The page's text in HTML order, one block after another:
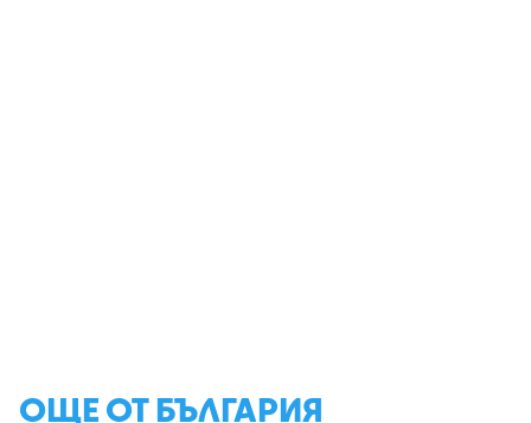
ОЩЕ ОТ БЪЛГАРИЯ